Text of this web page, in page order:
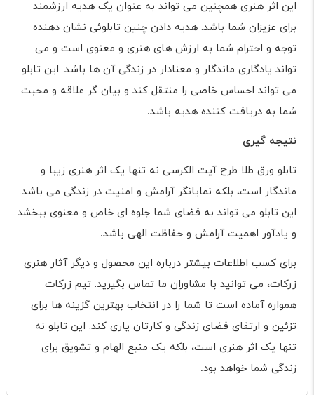
این اثر هنری همچنین می تواند به عنوان یک هدیه ارزشمند
برای عزیزان شما باشد. هدیه دادن چنین تابلوئی نشان دهنده
توجه و احترام شما به ارزش های هنری و معنوی است و می
تواند یادگاری ماندگار و معنادار در زندگی آن ها باشد. این تابلو
می تواند احساس خاصی را منتقل کند و بیان گر علاقه و محبت
شما به دریافت کننده هدیه باشد.
نتیجه گیری
تابلو ورق طلا طرح آیت الکرسی نه تنها یک اثر هنری زیبا و
ماندگار است، بلکه نمایانگر آرامش و امنیت در زندگی می باشد.
این تابلو می تواند به فضای شما جلوه ای خاص و معنوی ببخشد
و یادآور اهمیت آرامش و حفاظت الهی باشد.
برای کسب اطلاعات بیشتر درباره این محصول و دیگر آثار هنری
زرکات، می توانید با مشاوران ما تماس بگیرید. تیم زرکات
همواره آماده است تا شما را در انتخاب بهترین گزینه ها برای
تزئین و ارتقای فضای زندگی و کارتان یاری کند. این تابلو نه
تنها یک اثر هنری است، بلکه یک منبع الهام و تشویق برای
زندگی شما خواهد بود.